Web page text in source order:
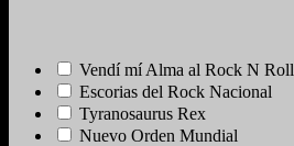
Vendí mí Alma al Rock N Roll
Escorias del Rock Nacional
Tyranosaurus Rex
Nuevo Orden Mundial